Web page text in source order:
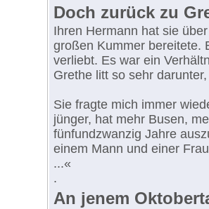
Doch zurück zu
Ihren Hermann hat sie
großen Kummer bereitete.
verliebt. Es war ein
Grethe litt so sehr
Sie fragte mich immer
jünger, hat mehr Busen,
fünfundzwanzig Jahre
einem Mann und einer
...«
.
An jenem